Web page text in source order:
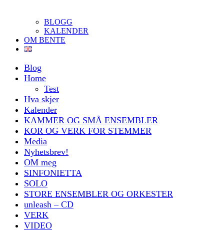
BLOGG
KALENDER
OM BENTE
Blog
Home
Test
Hva skjer
Kalender
KAMMER OG SMÅ ENSEMBLER
KOR OG VERK FOR STEMMER
Media
Nyhetsbrev!
OM meg
SINFONIETTA
SOLO
STORE ENSEMBLER OG ORKESTER
unleash – CD
VERK
VIDEO